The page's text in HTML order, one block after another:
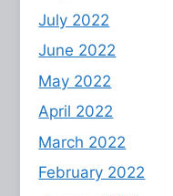
July 2022
June 2022
May 2022
April 2022
March 2022
February 2022